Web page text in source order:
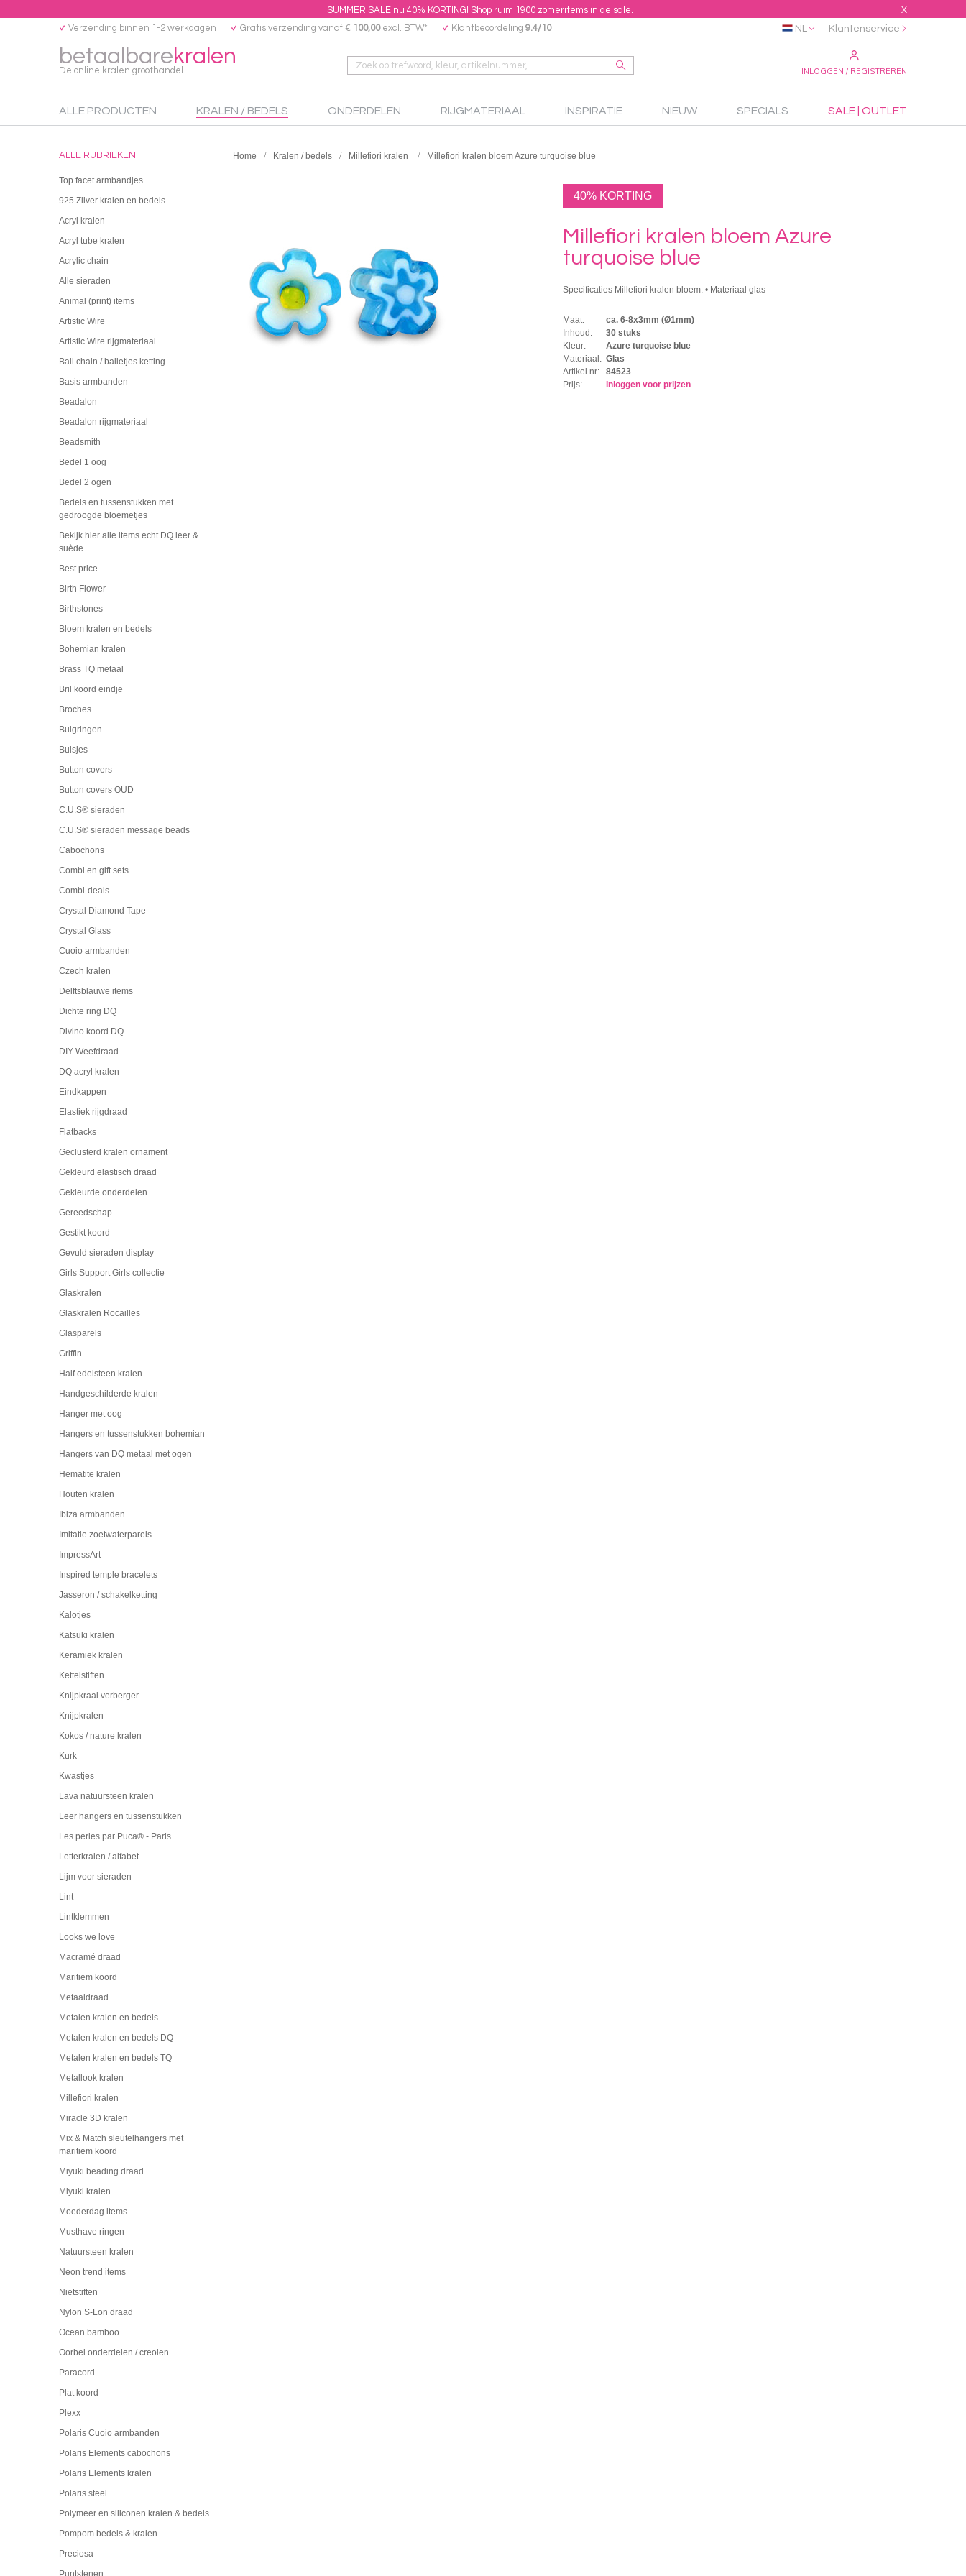
SUMMER SALE nu 40% KORTING! Shop ruim 1900 zomeritems in de sale. X
betaalbarekralen
De online kralen groothandel
Verzending binnen 1-2 werkdagen Gratis verzending vanaf € 100,00excl. BTW* Klantbeoordeling 9.4/10
INLOGGEN / REGISTREREN
NL Klantenservice
ALLE PRODUCTEN KRALEN / BEDELS ONDERDELEN RIJGMATERIAAL INSPIRATIE NIEUW SPECIALS SALE | OUTLET
ALLE RUBRIEKEN
Top facet armbandjes
925 Zilver kralen en bedels
Acryl kralen
Acryl tube kralen
Acrylic chain
Alle sieraden
Animal (print) items
Artistic Wire
Artistic Wire rijgmateriaal
Ball chain / balletjes ketting
Basis armbanden
Beadalon
Beadalon rijgmateriaal
Beadsmith
Bedel 1 oog
Bedel 2 ogen
Bedels en tussenstukken met
gedroogde bloemetjes
Bekijk hier alle items echt DQ leer &
suède
Best price
Birth Flower
Birthstones
Bloem kralen en bedels
Bohemian kralen
Brass TQ metaal
Bril koord eindje
Broches
Buigringen
Buisjes
Button covers
Button covers OUD
C.U.S® sieraden
C.U.S® sieraden message beads
Cabochons
Combi en gift sets
Combi-deals
Crystal Diamond Tape
Crystal Glass
Cuoio armbanden
Czech kralen
Delftsblauwe items
Dichte ring DQ
Divino koord DQ
DIY Weefdraad
DQ acryl kralen
Eindkappen
Elastiek rijgdraad
Flatbacks
Geclusterd kralen ornament
Gekleurd elastisch draad
Gekleurde onderdelen
Gereedschap
Gestikt koord
Gevuld sieraden display
Girls Support Girls collectie
Glaskralen
Glaskralen Rocailles
Glasparels
Griffin
Half edelsteen kralen
Handgeschilderde kralen
Hanger met oog
Hangers en tussenstukken bohemian
Hangers van DQ metaal met ogen
Hematite kralen
Houten kralen
Ibiza armbanden
Imitatie zoetwaterparels
ImpressArt
Inspired temple bracelets
Jasseron / schakelketting
Kalotjes
Katsuki kralen
Keramiek kralen
Kettelstiften
Knijpkraal verberger
Knijpkralen
Kokos / nature kralen
Kurk
Kwastjes
Lava natuursteen kralen
Leer hangers en tussenstukken
Les perles par Puca® - Paris
Letterkralen / alfabet
Lijm voor sieraden
Lint
Lintklemmen
Looks we love
Macramé draad
Maritiem koord
Metaaldraad
Metalen kralen en bedels
Metalen kralen en bedels DQ
Metalen kralen en bedels TQ
Metallook kralen
Millefiori kralen
Miracle 3D kralen
Mix & Match sleutelhangers met
maritiem koord
Miyuki beading draad
Miyuki kralen
Moederdag items
Musthave ringen
Natuursteen kralen
Neon trend items
Nietstiften
Nylon S-Lon draad
Ocean bamboo
Oorbel onderdelen / creolen
Paracord
Plat koord
Plexx
Polaris Cuoio armbanden
Polaris Elements cabochons
Polaris Elements kralen
Polaris steel
Polymeer en siliconen kralen & bedels
Pompom bedels & kralen
Preciosa
Puntstenen
Home Kralen / bedels Millefiori kralen Millefiori kralen bloem Azure turquoise blue
40% KORTING
Millefiori kralen bloem Azure
turquoise blue
Specificaties Millefiori kralen bloem: • Materiaal glas
Maat:
ca. 6-8x3mm (Ø1mm)
Inhoud:
30 stuks
Kleur:
Azure turquoise blue
Materiaal: Glas
Artikel nr:
84523
Prijs:
Inloggen voor prijzen